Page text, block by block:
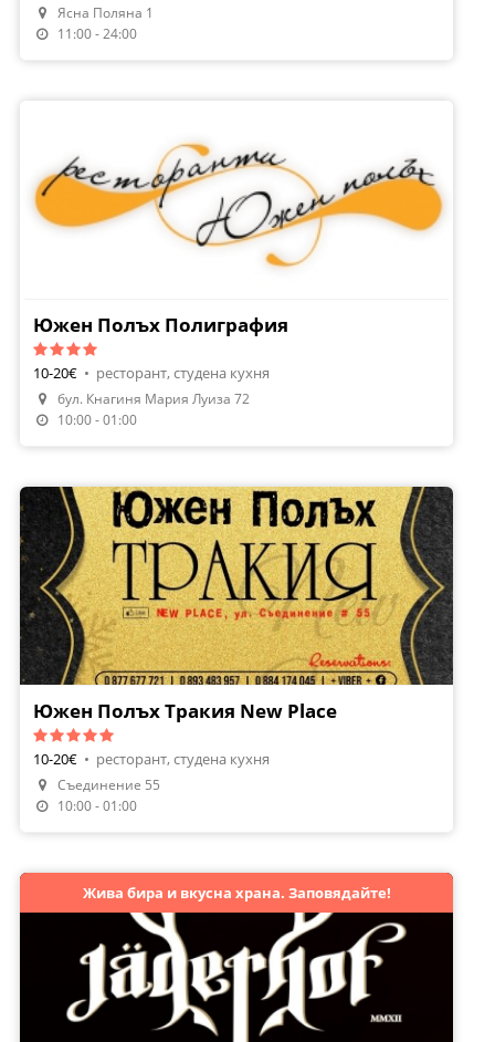
Поръчай Храна
Ясна Поляна 1
11:00 - 24:00
Южен Полъх Полиграфия
10-20€ • ресторант, студена кухня
бул. Кнагиня Мария Луиза 72
10:00 - 01:00
Южен Полъх Тракия New Place
10-20€ • ресторант, студена кухня
Съединение 55
10:00 - 01:00
Жива бира и вкусна храна. Заповядайте!